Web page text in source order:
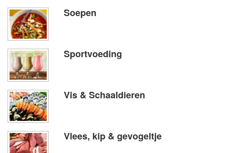
Soepen
Sportvoeding
Vis & Schaaldieren
Vlees, kip & gevogeltje